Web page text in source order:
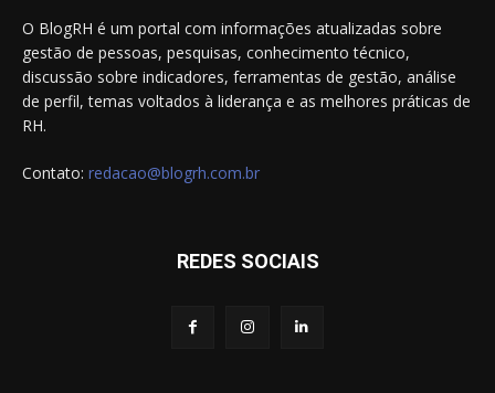
O BlogRH é um portal com informações atualizadas sobre
gestão de pessoas, pesquisas, conhecimento técnico,
discussão sobre indicadores, ferramentas de gestão, análise
de perfil, temas voltados à liderança e as melhores práticas de
RH.
Contato: redacao@blogrh.com.br
REDES SOCIAIS